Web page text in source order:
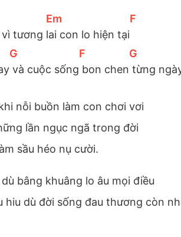
tương
[
Em
lai con lo hiện tại
[
F
[
G
và cuộc sống
[
F
bon chen
[
G
từng
nỗi buồn làm con chơi vơi
lần ngục ngã trong đời
sầu héo nụ cười.
bâng khuâng lo âu mọi điều
dù đời sống đau thương còn